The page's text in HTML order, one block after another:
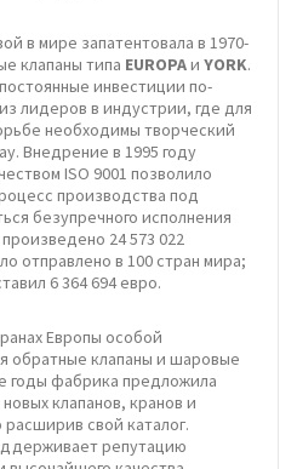
в мире запатентовала в 1970-
клапаны типа EUROPAи YORK.
инвестиции по­
ли­деров в индустрии, где для
необходимы творческий
Внедрение в 1995 году
ISO 9001 позволило
производства под
безупречного исполнения
24 573 022
отправлено в 100 стран мира;
6 364 694 евро.
Европы особой
обратные клапаны и шаровые
годы фабрика предложила
клапанов, кранов и
свой каталог.
репутацию